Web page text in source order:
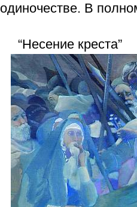
одиночестве. В
“Несение креста”